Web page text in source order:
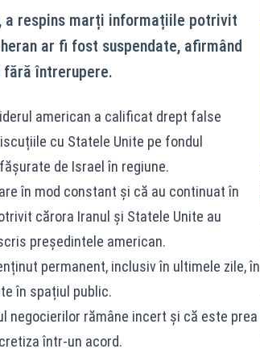
a respins marți informațiile potrivit
ar fi fost suspendate, afirmând
întrerupere.
american a calificat drept false
cu Statele Unite pe fondul
de Israel în regiune.
în mod constant și că au continuat în
cărora Iranul și Statele Unite au
președintele american.
permanent, inclusiv în ultimele zile, în
în spațiul public.
negocierilor rămâne incert și că este prea
într-un acord.